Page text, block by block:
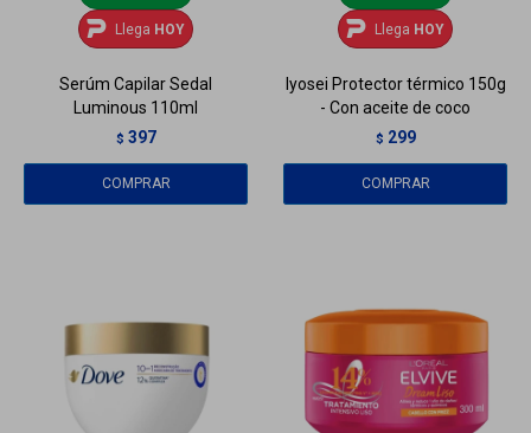
Llega HOY
Serúm Capilar Sedal
Luminous 110ml
$ 397
Llega HOY
Iyosei Protector térmico 150g
- Con aceite de coco
$ 299